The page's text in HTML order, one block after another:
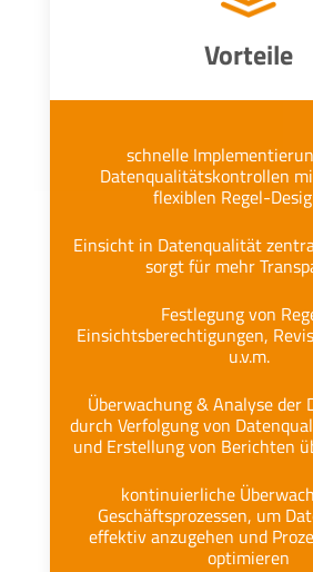
Vorteile
schnelle
Datenqualitätskontrollen
flexiblen Regel-
Einsicht in Datenqualität
sorgt für mehr
Festlegung von
Einsichtsberechtigungen,
u.v.m.
Überwachung & Analyse der
durch Verfolgung von
und Erstellung von Berichten
kontinuierliche
Geschäftsprozessen, um
effektiv anzugehen und
optimieren